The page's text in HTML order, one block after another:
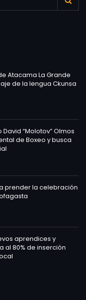
Atacama La Grande
de la lengua Ckunsa
“Molotov” Olmos
de Boxeo y busca
prender la celebración
aprendices y
al 80% de inserción